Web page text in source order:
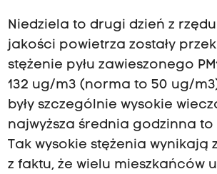
Niedziela to drugi dzień z
jakości powietrza zostały
stężenie pyłu zawieszonego
132 ug/m3 (norma to 50 ug/
były szczególnie wysokie
najwyższa średnia godzinna to
Tak wysokie stężenia wynikają
z faktu, że wielu mieszkańców